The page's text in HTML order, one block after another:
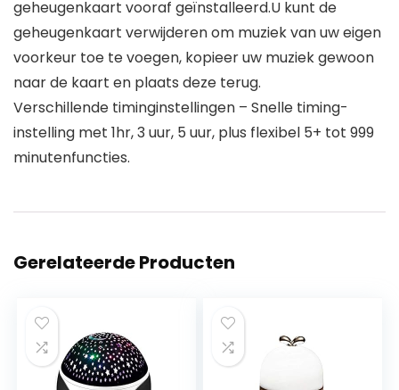
geheugenkaart vooraf geïnstalleerd.U kunt de
geheugenkaart verwijderen om muziek van uw eigen
voorkeur toe te voegen, kopieer uw muziek gewoon
naar de kaart en plaats deze terug.
Verschillende timinginstellingen – Snelle timing-
instelling met 1hr, 3 uur, 5 uur, plus flexibel 5+ tot 999
minutenfuncties.
Gerelateerde Producten